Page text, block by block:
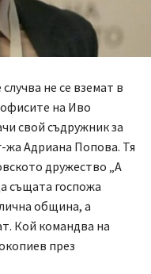
не се вземат в
на Иво
свой съдружник за
жа Адриана Попова. Тя
дружество „А
същата госпожа
община, а
Кой командва на
през